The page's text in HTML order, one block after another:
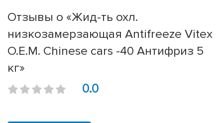
Отзывы о «Жид-ть охл.
низкозамерзающая Antifreeze Vitex
O.E.M. Chinese cars -40 Антифриз 5
кг»
0.0